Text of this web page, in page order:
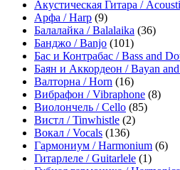
Акустическая Гитара /
Арфа / Harp (9)
Балалайка / Balalaika (36)
Банджо / Banjo (101)
Бас и Контрабас / Bass and
Баян и Аккордеон / Bayan
Валторна / Horn (16)
Вибрафон / Vibraphone (8)
Виолончель / Cello (85)
Вистл / Tinwhistle (2)
Вокал / Vocals (136)
Гармониум / Harmonium (6)
Гитарлеле / Guitarlele (1)